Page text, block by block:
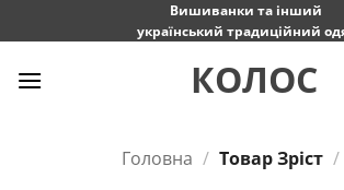
Вишиванки та інший
український традиційний
КОЛОС
Головна / Товар Зріст /